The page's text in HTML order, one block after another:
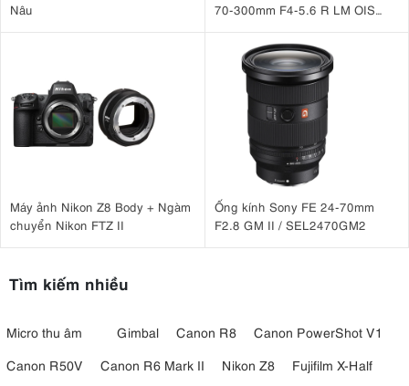
Nâu
70-300mm F4-5.6 R LM OIS
Máy ảnh Nikon Z8 Body + Ngàm
chuyển Nikon FTZ II
Ống kính Sony FE 24-70mm
F2.8 GM II / SEL2470GM2
Tìm kiếm nhiều
Micro thu âm Gimbal Canon R8
Canon PowerShot V1
Canon R50V
Canon R6 Mark II Nikon Z8
Fujifilm X-Half